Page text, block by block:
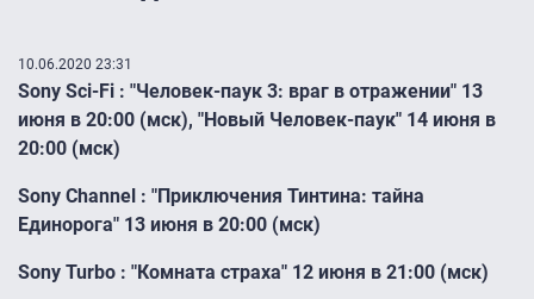
10.06.2020 23:31
Sony Sci-Fi : "Человек-паук 3: враг в отражении" 13
июня в 20:00 (мск), "Новый Человек-паук" 14 июня в
20:00 (мск)
Sony Channel : "Приключения Тинтина: тайна
Единорога" 13 июня в 20:00 (мск)
Sony Turbo : "Комната страха" 12 июня в 21:00 (мск)